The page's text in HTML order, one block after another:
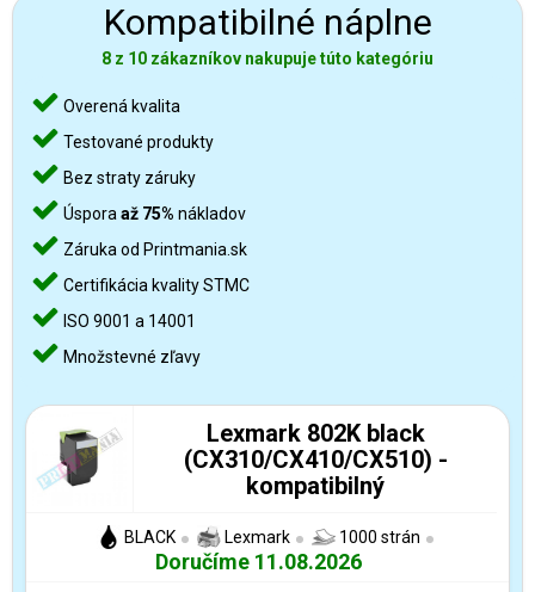
Kompatibilné náplne
8 z 10 zákazníkov nakupuje túto kategóriu
Overená kvalita
Testované produkty
Bez straty záruky
Úspora až 75% nákladov
Záruka od Printmania.sk
Certifikácia kvality STMC
ISO 9001 a 14001
Množstevné zľavy
Lexmark 802K black
(CX310/CX410/CX510) -
kompatibilný
BLACK Lexmark 1000 strán
Doručíme 11.08.2026